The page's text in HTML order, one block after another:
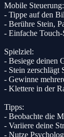
Mobile Steuerung:
- Tippe auf den
- Berühre Stein,
- Einfache
Spielziel:
- Besiege deinen
- Stein zerschlägt
- Gewinne
- Klettere in der
Tipps:
- Beobachte die
- Variiere deine
- Nutze